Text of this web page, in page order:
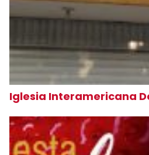
Iglesia Interamericana